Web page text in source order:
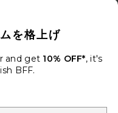
を格上げ
and get 10% OFF*, it's
BFF.